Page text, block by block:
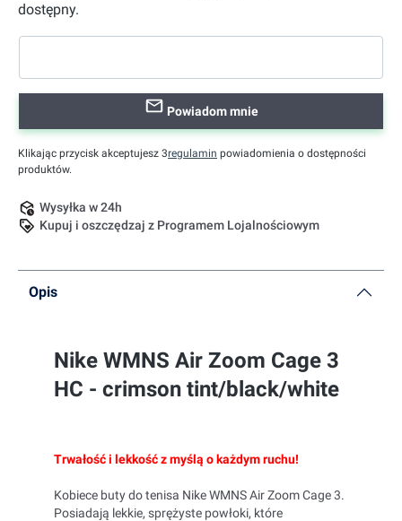
dostępny.
Powiadom mnie
Klikając przycisk akceptujesz 3regulamin powiadomienia o dostępności
produktów.
Wysyłka w 24h
Kupuj i oszczędzaj z Programem Lojalnościowym
Opis
Nike WMNS Air Zoom Cage 3
HC - crimson tint/black/white
Trwałość i lekkość z myślą o każdym ruchu!
Kobiece buty do tenisa Nike WMNS Air Zoom Cage 3.
Posiadają lekkie, sprężyste powłoki, które